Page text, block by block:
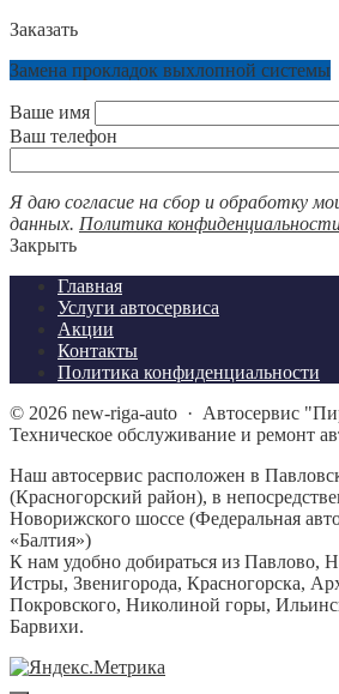
Заказать
Замена прокладок выхлопной системы
Ваше имя
Ваш телефон
Я даю согласие на сбор и обработку
данных. Политика
Закрыть
Главная
Услуги автосервиса
Акции
Контакты
Политика конфиденциальности
© 2026 new-riga-auto · Автосервис
Техническое обслуживание и ремонт
Наш автосервис расположен в
(Красногорский район), в
Новорижского шоссе (Федеральная
«Балтия»)
К нам удобно добираться из Павлово,
Истры, Звенигорода, Красногорска,
Покровского, Николиной горы,
Барвихи.